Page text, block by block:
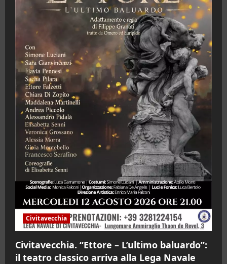
Civitavecchia
Civitavecchia. “Ettore – L’ultimo baluardo”:
il teatro classico arriva alla Lega Navale